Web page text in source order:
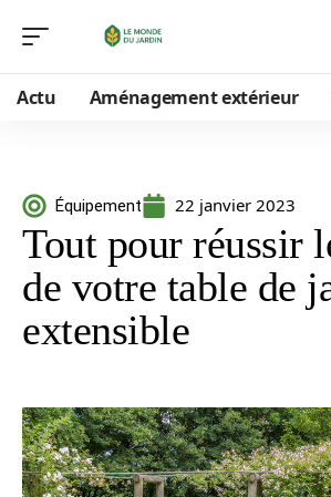
Actu Aménagement extérieur
Équipement 22 janvier 2023
Tout pour réussir
de votre table de
extensible